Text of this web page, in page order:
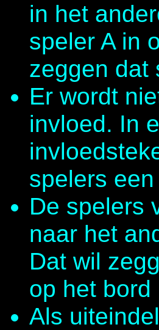
in het
speler A in
zeggen dat
Er wordt
invloed. In
spelers
De spelers
naar het
Dat wil
op het bord
Als